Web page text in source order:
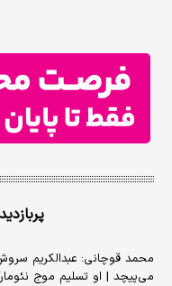
محمد قوچانی: عبدالکریم
می‌پیچد | او تسلیم موج